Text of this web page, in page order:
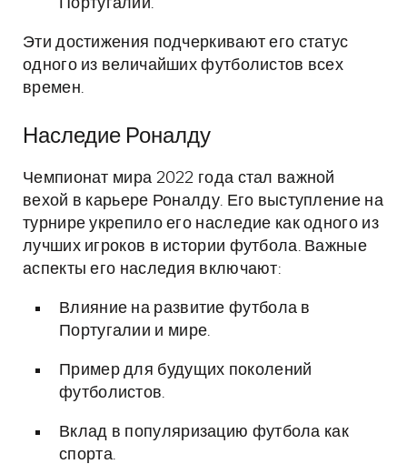
Португалии.
Эти достижения подчеркивают его статус
одного из величайших футболистов всех
времен.
Наследие Роналду
Чемпионат мира 2022 года стал важной
вехой в карьере Роналду. Его выступление на
турнире укрепило его наследие как одного из
лучших игроков в истории футбола. Важные
аспекты его наследия включают:
Влияние на развитие футбола в
Португалии и мире.
Пример для будущих поколений
футболистов.
Вклад в популяризацию футбола как
спорта.